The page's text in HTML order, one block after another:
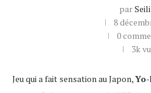
par
8
0
3k
Jeu qui a fait sensation au Japon,